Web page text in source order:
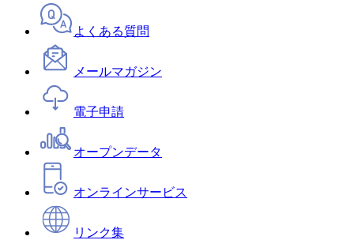
よくある質問
メールマガジン
電子申請
オープンデータ
オンラインサービス
リンク集